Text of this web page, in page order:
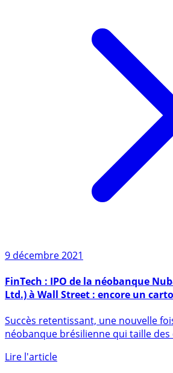
9 décembre 2021
Ltd.) à Wall Street : encore un
l’action, les investisseurs en
néobanque brésilienne qui taille des